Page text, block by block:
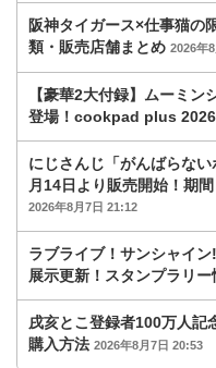
阪神タイガース×仕事猫の
類・販売店舗まとめ 2026年
【豪華2大付録】ムーミ
登場！cookpad plus
にじさんじ「がんばらな
月14日より販売開始！期
2026年8月7日 21:12
ラブライブ！サンシャイ
展示更新！スタンプラリー
戌亥とこ登録者100万人記
購入方法 2026年8月7日 20:53